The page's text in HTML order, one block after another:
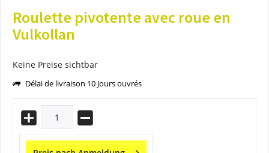
Roulette pivotente avec roue en
Vulkollan
Keine Preise sichtbar
Délai de livraison 10 Jours ouvrés